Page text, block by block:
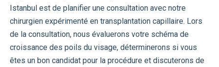
Istanbul est de planifier une consultation avec notre
chirurgien expérimenté en transplantation capillaire. Lors
de la consultation, nous évaluerons votre schéma de
croissance des poils du visage, déterminerons si vous
êtes un bon candidat pour la procédure et discuterons de